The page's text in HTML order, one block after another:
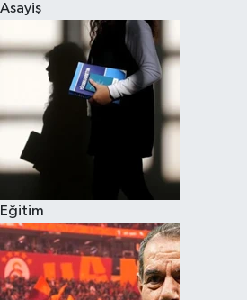
Asayiş
Eğitim